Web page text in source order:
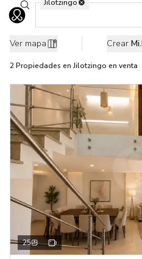
Ir al home
2 Propiedades en venta en
Buscar ubicaciones
Jilotzingo
Ver mapa Crear
2Propiedades en Jilotzingo en venta
25